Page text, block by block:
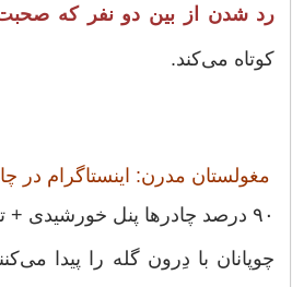
رد شدن از بین دو نفر که
کوتاه می‌کند.
مغولستان مدرن: اینستاگرام در
۹۰ درصد چادرها پنل خورشیدی + تلویزیون ماهواره دارند.
چوپانان با دِرون گله را پیدا